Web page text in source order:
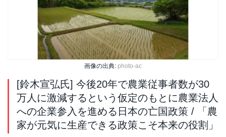
画像の出典: photo-ac
[鈴木宣弘氏] 今後20年で農業従事者数が30
万人に激減するという仮定のもとに農業法人
への企業参入を進める日本の亡国政策 / 「農
家が元気に生産できる政策こそ本来の役割」